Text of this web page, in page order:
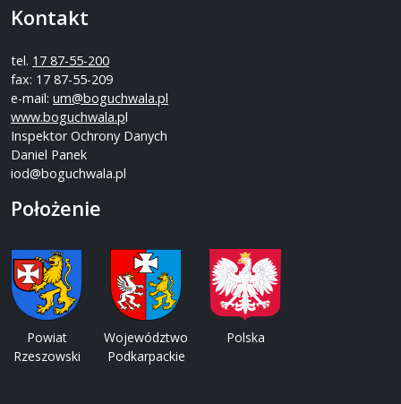
Kontakt
tel. 17 87-55-200
fax: 17 87-55-209
e-mail: um@boguchwala.pl
www.boguchwala.pl
Inspektor Ochrony Danych
Daniel Panek
iod@boguchwala.pl
Położenie
Powiat
Rzeszowski
Województwo
Podkarpackie
Polska